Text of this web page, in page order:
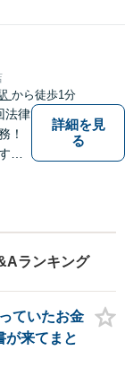
から徒歩1分
法律
！
る
ク
指
詳細を見
る
ランキング
ていたお金
が来てまと